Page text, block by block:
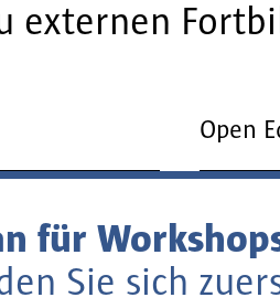
externen
Open
für
Sie sich